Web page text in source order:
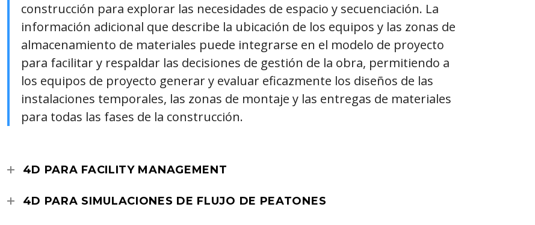
construcción para explorar las necesidades de espacio y secuenciación. La
información adicional que describe la ubicación de los equipos y las zonas de
almacenamiento de materiales puede integrarse en el modelo de proyecto
para facilitar y respaldar las decisiones de gestión de la obra, permitiendo a
los equipos de proyecto generar y evaluar eficazmente los diseños de las
instalaciones temporales, las zonas de montaje y las entregas de materiales
para todas las fases de la construcción.
4D PARA FACILITY MANAGEMENT
4D PARA SIMULACIONES DE FLUJO DE PEATONES